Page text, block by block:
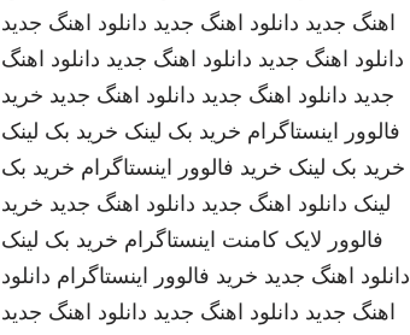
اهنگ جدید دانلود اهنگ جدید دانلود اهنگ جدید
دانلود اهنگ جدید دانلود اهنگ جدید دانلود اهنگ
جدید دانلود اهنگ جدید دانلود اهنگ جدید خرید
فالوور اینستاگرام خرید بک لینک خرید بک لینک
خرید بک لینک خرید فالوور اینستاگرام خرید بک
لینک دانلود اهنگ جدید دانلود اهنگ جدید خرید
فالوور لایک کامنت اینستاگرام خرید بک لینک
دانلود اهنگ جدید خرید فالوور اینستاگرام دانلود
اهنگ جدید دانلود اهنگ جدید دانلود اهنگ جدید